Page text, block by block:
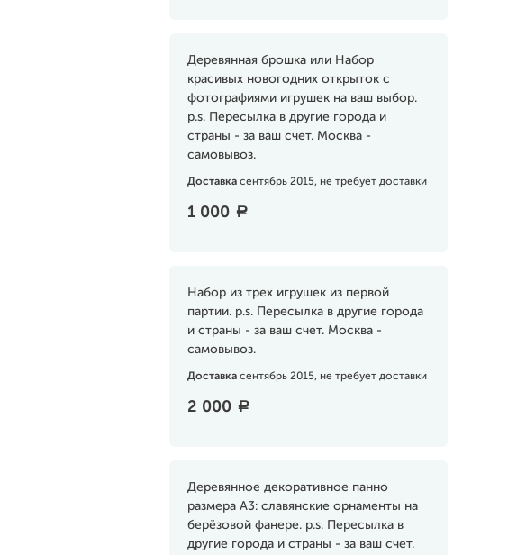
Деревянная брошка или Набор
красивых новогодних открыток с
фотографиями игрушек на ваш выбор.
p.s. Пересылка в другие города и
страны - за ваш счет. Москва -
самовывоз.
Доставка сентябрь 2015, не требует доставки
1 000 a
Набор из трех игрушек из первой
партии. p.s. Пересылка в другие города
и страны - за ваш счет. Москва -
самовывоз.
Доставка сентябрь 2015, не требует доставки
2 000 a
Деревянное декоративное панно
размера А3: славянские орнаменты на
берёзовой фанере. p.s. Пересылка в
другие города и страны - за ваш счет.